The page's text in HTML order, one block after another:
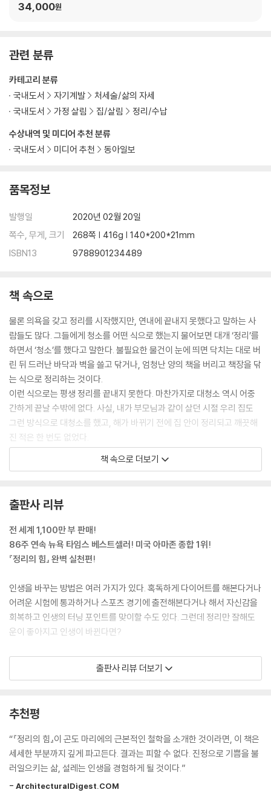
팬티 수납은 갑티슈 상자를 활용한다 120
29 서랍장 수납 요령
30 기존 수납 공간 최대한 활용하기
수납은 채우는 것이 아니라 줄이는 것 134
31 감각을 동원하여 물건 가려내기
모든 물건에는 각각의 기운이 있다 138
32 지갑 수납 요령
지갑은 신줏단지 모시듯 수납하라 141
액세서리 수납은 겉보기에도 예뻐야 한다 144
34 화장용품의 기본적인 수납 요령
화장용품은 알기 쉽고 보기 쉽게 수납하라 148
35 화장품 용도별 수납법
색조와 스킨케어 제품을 구분해서 수납하라 153
36 세면실 수납 요령
속옷은 세면실에 두지 마라 160
38 화장실 수납 및 관리 요령
화장실 수납은 청결과 외관이 중요하다 163
39 현관 및 신발장 수납 요령
현관에는 가능한 물건을 두지 말자 169
40 비슷한 종류별로 분류하기
비슷한 물건끼리 가까이 수납하라 172
PART 4 숨은 공간을 찾아주는 효율적 주방 수납법
41 주방용품 수납 요령
주방용품은 가능한 내부에 수납하라 178
42 주방 청소 및 음식물 쓰레기 처리 요령
43 효과적인 수납 단계
44 주방 소품 수납 요령
싱크대와 가스레인지대 밑을 최대한 활용하자 189
45 식기 수납의 3가지 포인트
46 스푼, 젓가락, 포크 수납 요령
몸과 접촉하는 물건은 각별히 관리하라 199
47 조리 기구 수납 요령
조리 기구는 걸어서 수납하지 마라 202
홈베이킹용품은 한데 모아 수납하라 204
49 기타 주방 소품 수납 요령
50 비닐봉지 수납 요령
비닐봉지는 옷처럼 개서 수납하자 209
51 주방 수납의 핵심 포인트
간결함보다는 설레는 주방으로 만들어라 213
PART 5 일상을 정리하면 인생이 바뀐다
34,000원
관련 분류
수상내역 및 미디어 추천 분류
국내도서
미디어 추천 동아일보
카테고리 분류
국내도서
자기계발
처세술/삶의 자세
국내도서
가정 살림 집/살림 정리/수납
품목정보
발행일
2020년 02월 20일
쪽수, 무게, 크기
268쪽 | 416g | 140*200*21mm
ISBN13
9788901234489
책 속으로
물론 의욕을 갖고 정리를 시작했지만, 연내에 끝내지 못했다고 말하는 사
람들도 많다. 그들에게 청소를 어떤 식으로 했는지 물어보면 대개 ‘정리’를
하면서 ‘청소’를 했다고 말한다. 불필요한 물건이 눈에 띄면 닥치는 대로 버
린 뒤 드러난 바닥과 벽을 쓸고 닦거나, 엄청난 양의 책을 버리고 책장을 닦
는 식으로 정리하는 것이다.
이런 식으로는 평생 정리를 끝내지 못한다. 마찬가지로 대청소 역시 어중
간하게 끝날 수밖에 없다. 사실, 내가 부모님과 같이 살던 시절 우리 집도
그런 방식으로 대청소를 했고, 해가 바뀌기 전에 집 안이 정리되고 깨끗해
진 적은 한 번도 없었다.
‘청소’와 ‘정리’라는 두 단어는 거의 구별하지 않고 쓰이는데 사실 의미가
전혀 다르다. 이 중대한 사실을 인식하지 못하면 집 안이 깨끗해지는 일은
이다. 즉 정리는 물건을 움직이고 수납해서 방을 깨끗이 하는 것이고, 청소
는 더러움을 닦아내고 쓸어내어 방을 깨끗이 하는 것이다.
--- p.16-17
의 관계를 다시 바라보고 수정을 가하면서 지금보다 더 설레는 생활을 창
조해가기 위한 최고의 학습방법이다. 과감한 조치이기는 하지만 ‘설레지
않는 물건을 일단 버리는 것’은 진짜 설레는 물건들과 함께하는 생활을 실
현하는 가장 빠른 방법이다.
정리 축제를 한창 하고 있는 사람은 절대 잊어서는 안 될 말이기도 하다.
을 말하는 게 아니라는 점을 깨닫게 되었다. 소박한 디자인을 보고 ‘마음이
이 없다’거나, 생활하는 데 ‘도움이 된다’는 느낌도 엄연히 설렘의 감정이
다.
--- p.27
책 속으로 더보기
출판사 리뷰
전 세계 1,100만 부 판매!
86주 연속 뉴욕 타임스 베스트셀러! 미국 아마존 종합 1위!
『정리의 힘』 완벽 실천편!
인생을 바꾸는 방법은 여러 가지가 있다. 혹독하게 다이어트를 해본다거나
어려운 시험에 통과하거나 스포츠 경기에 출전해본다거나 해서 자신감을
회복하고 인생의 터닝 포인트를 맞이할 수도 있다. 그런데 정리만 잘해도
운이 좋아지고 인생이 바뀐다면?
『정리의 기술』은 곤도 마리에의 정리 철학을 좀 더 자세하고 심층적으로
소개한 책이다. 옷 개는 방법이나 옷장 수납법 등을 그림과 함께 정리 초보
많은 시행착오를 반복한 끝에, 한번 정리하면 절대로 어질러지지 않는 법
을 터득했다. 첫 책 『정리의 힘』에서 소개했듯, 물건을 5가지 범주로 나누
어, 엄격하게 순서를 지켜 ‘버리기’와 ‘자리 정하기’를 하는 것이다. 두 번째
책 『정리의 기술』은 첫 책에 다 담지 못했던 정리 철학과 노하우를 추가해
곤마리식 미니멀라이프를 완성시키는 법을 안내하고 있다.
출판사 리뷰 더보기
추천평
“『정리의 힘』이 곤도 마리에의 근본적인 철학을 소개한 것이라면, 이 책은
세세한 부분까지 깊게 파고든다. 결과는 피할 수 없다. 진정으로 기쁨을 불
러일으키는 삶, 설레는 인생을 경험하게 될 것이다.”
- ArchitecturalDigest.COM